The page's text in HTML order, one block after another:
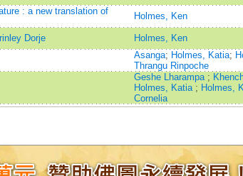
: a new translation of
Holmes, Ken
Dorje Holmes, Ken
Asanga; Holmes, Katia;
Thrangu Rinpoche
Geshe Lharampa ;
Holmes, Katia ; Holmes,
Cornelia